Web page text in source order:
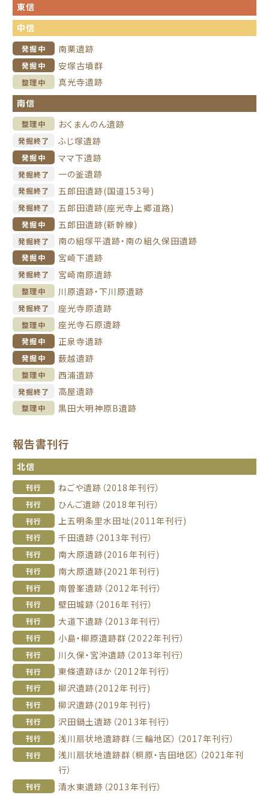
東信
中信
発掘中 南栗遺跡
発掘中 安塚古墳群
整理中
真光寺遺跡
南信
整理中 おくまんのん遺跡
発掘終了 ふじ塚遺跡
発掘中 ママ下遺跡
発掘終了 一の釜遺跡
発掘終了 五郎田遺跡(国道153号)
発掘終了 五郎田遺跡(座光寺上郷道路)
発掘中 五郎田遺跡(新幹線)
発掘終了 南の組塚平遺跡・南の組久保田遺跡
発掘中 宮崎下遺跡
発掘終了 宮崎南原遺跡
整理中 川原遺跡・下川原遺跡
発掘終了 座光寺原遺跡
整理中 座光寺石原遺跡
発掘中 正泉寺遺跡
発掘中 薮越遺跡
整理中 西浦遺跡
発掘終了 高屋遺跡
整理中 黒田大明神原B遺跡
報告書刊行
北信
刊行 ねごや遺跡（2018年刊行）
刊行 ひんご遺跡（2018年刊行）
刊行 上五明条里水田址(2011年刊行)
刊行 千田遺跡（2013年刊行）
刊行 南大原遺跡(2016年刊行)
刊行 南大原遺跡(2021年刊行)
刊行 南曽峯遺跡（2012年刊行）
刊行 壁田城跡（2016年刊行）
刊行 大道下遺跡（2013年刊行）
刊行 小島・柳原遺跡群（2022年刊行）
刊行 川久保・宮沖遺跡（2013年刊行）
刊行 東條遺跡ほか（2012年刊行）
刊行 柳沢遺跡(2012年刊行)
刊行 柳沢遺跡(2019年刊行)
刊行 沢田鍋土遺跡（2013年刊行）
刊行 浅川扇状地遺跡群（三輪地区）（2017年刊行）
刊行
浅川扇状地遺跡群（桐原・吉田地区）（2021年刊
行）
刊行 清水東遺跡（2013年刊行）